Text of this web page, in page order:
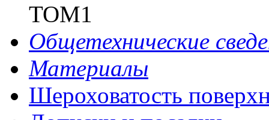
ТОМ1
Общетехнические
Материалы
Шероховатость